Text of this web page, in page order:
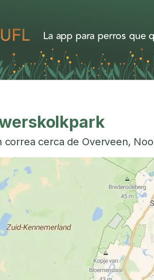
La app para perros que
correa cerca de Overveen,